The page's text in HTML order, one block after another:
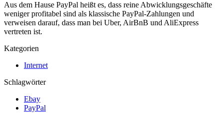
Aus dem Hause PayPal heißt es, dass reine Abwicklungsgeschäfte
weniger profitabel sind als klassische PayPal-Zahlungen und
verweisen darauf, dass man bei Uber, AirBnB und AliExpress
vertreten ist.
Kategorien
Internet
Schlagwörter
Ebay
PayPal